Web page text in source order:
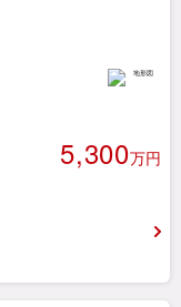
5,300万円